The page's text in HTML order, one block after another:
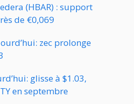
(HBAR) : support
de €0,069
zec prolonge
glisse à $1.03,
en septembre